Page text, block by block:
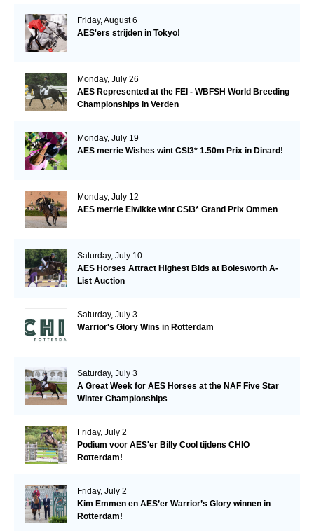
Friday, August 6
AES'ers strijden in Tokyo!
Monday, July 26
AES Represented at the FEI - WBFSH World Breeding
Championships in Verden
Monday, July 19
AES merrie Wishes wint CSI3* 1.50m Prix in Dinard!
Monday, July 12
AES merrie Elwikke wint CSI3* Grand Prix Ommen
Saturday, July 10
AES Horses Attract Highest Bids at Bolesworth A-
List Auction
Saturday, July 3
Warrior's Glory Wins in Rotterdam
Saturday, July 3
A Great Week for AES Horses at the NAF Five Star
Winter Championships
Friday, July 2
Podium voor AES'er Billy Cool tijdens CHIO
Rotterdam!
Friday, July 2
Kim Emmen en AES’er Warrior’s Glory winnen in
Rotterdam!